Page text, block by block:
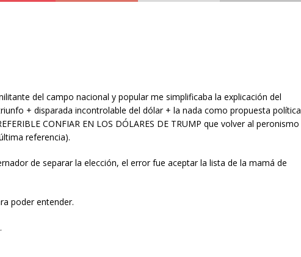
del campo nacional y popular me simplificaba la explicación del
+ disparada incontrolable del dólar + la nada como propuesta política
CONFIAR EN LOS DÓLARES DE TRUMP que volver al peronismo
referencia).
de separar la elección, el error fue aceptar la lista de la mamá de
poder entender.